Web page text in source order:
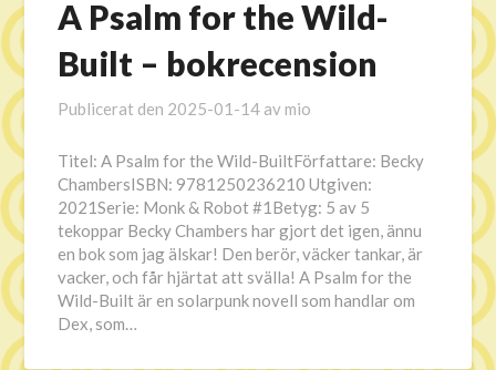
A Psalm for the Wild-
Built – bokrecension
Publicerat den 2025-01-14 av mio
Titel: A Psalm for the Wild-BuiltFörfattare: Becky
ChambersISBN: 9781250236210 Utgiven:
2021Serie: Monk & Robot #1Betyg: 5 av 5
tekoppar Becky Chambers har gjort det igen, ännu
en bok som jag älskar! Den berör, väcker tankar, är
vacker, och får hjärtat att svälla! A Psalm for the
Wild-Built är en solarpunk novell som handlar om
Dex, som…